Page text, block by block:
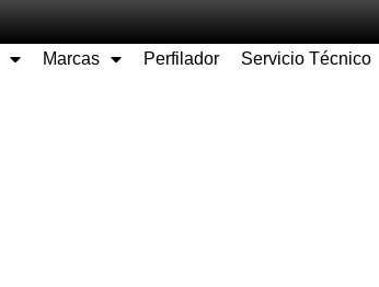
Marcas Perfilador Servicio Técnico
Equipos